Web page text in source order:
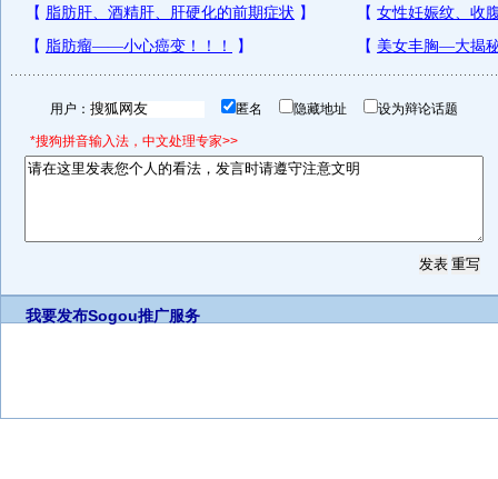
用户： 匿名 隐藏地址 设为辩论话题
*搜狗拼音输入法，中文处理专家>>
我要发布Sogou推广服务